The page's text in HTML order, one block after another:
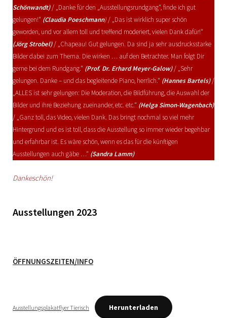
Schönwandt)/ „Danke für den „Ausstellungsrundgang“, finde ich gut
gelungen!“ (Claudia Poeschmann) / „Das ist wirklich super schön
geworden, und vor allem toll und treffend moderiert, vielen Dank dafür!“
(Jörg Strobel)/ „Chapeau! Gut gelungen. Da sind ja sehr ausdrucksstarke
Bilder dabei zum Thema. Die wirken … auf den Betrachter. Man folgt Dir
gerne bei dem Rundgang.“ (Prof. Dr. Erhard Meyer-Galow)/ „Sehr
gelungen. Danke – und das begleitende Piano, herrlich.“ (Hannes Bartels)/
„ALLES ist sehr gelungen: Die Moderation, die Bildführung, die Auswahl der
Bilder und ihre Beziehung zueinander, etc. etc.“ (Helga Simon-Wagenbach)
/ „Ganz toll, das Video, vielen Dank. Das bringt nochmal so viel mehr
Hintergrund und es ist toll, dass die Ausstellung so immer wieder begehbar
und erfahrbar ist. Es wäre schön, wenn es das für die künftigen
Ausstellungen auch gäbe …“ (Sandra Lamm)
Dankeschön!
Ausstellungen 2023
ÖFFNUNGSZEITEN/INFO
Ausstellungsplakatflyer Tierisch Herunterladen